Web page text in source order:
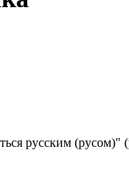
русским